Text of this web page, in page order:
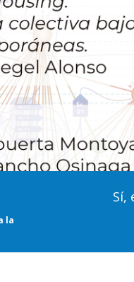
la
Sí,